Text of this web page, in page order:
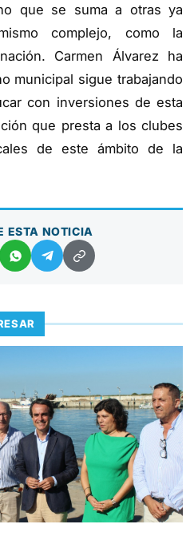
que se suma a otras ya
complejo, como la
Carmen Álvarez ha
municipal sigue trabajando
con inversiones de esta
que presta a los clubes
de este ámbito de la
ESTA NOTICIA